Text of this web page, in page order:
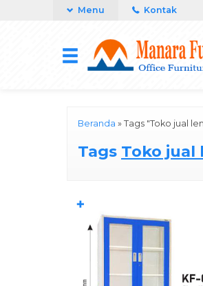
Menu Kontak
Beranda » Tags "Toko jual
Tags Toko jual
✚